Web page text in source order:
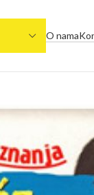
O nama